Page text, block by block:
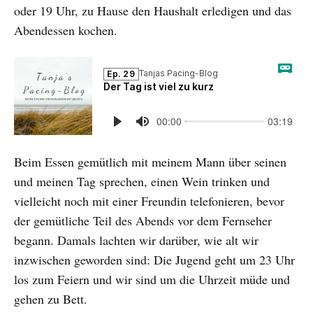
oder 19 Uhr, zu Hause den Haushalt erledigen und das
Abendessen kochen.
Beim Essen gemütlich mit meinem Mann über seinen
und meinen Tag sprechen, einen Wein trinken und
vielleicht noch mit einer Freundin telefonieren, bevor
der gemütliche Teil des Abends vor dem Fernseher
begann. Damals lachten wir darüber, wie alt wir
inzwischen geworden sind: Die Jugend geht um 23 Uhr
los zum Feiern und wir sind um die Uhrzeit müde und
gehen zu Bett.